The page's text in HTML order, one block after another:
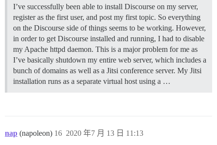
I’ve successfully been able to install Discourse on my server,
register as the first user, and post my first topic. So everything
on the Discourse side of things seems to be working. However,
in order to get Discourse installed and running, I had to disable
my Apache httpd daemon. This is a major problem for me as
I’ve basically shutdown my entire web server, which includes a
bunch of domains as well as a Jitsi conference server. My Jitsi
installation runs as a separate virtual host using a …
nap (napoleon) 2020 年7 月 13 日 11:13
16